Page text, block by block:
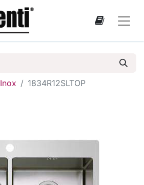
Inox 1834R12SLTOP